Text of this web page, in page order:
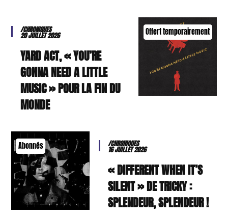
Offert temporairement
/CHRONIQUES
20 JUILLET 2026
YARD ACT, « YOU’RE
GONNA NEED A LITTLE
MUSIC » POUR LA FIN DU
MONDE
Abonnés /CHRONIQUES
16 JUILLET 2026
« DIFFERENT WHEN IT’S
SILENT » DE TRICKY :
SPLENDEUR, SPLENDEUR !